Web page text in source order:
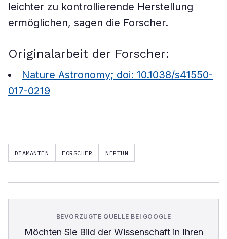
leichter zu kontrollierende Herstellung
ermöglichen, sagen die Forscher.
Originalarbeit der Forscher:
Nature Astronomy; doi: 10.​1038/​s41550-
017-0219
DIAMANTEN FORSCHER NEPTUN
BEVORZUGTE QUELLE BEI GOOGLE
Möchten Sie Bild der Wissenschaftin Ihren